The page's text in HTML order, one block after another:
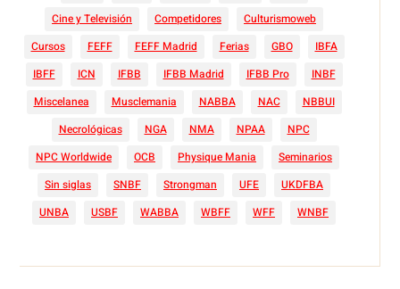
Cine y Televisión
Competidores
Culturismoweb
Cursos
FEFF FEFF Madrid Ferias GBO
IBFA
IBFF
ICN IFBB IFBB Madrid IFBB Pro
INBF
Miscelanea
Musclemania NABBA NAC
NBBUI
Necrológicas
NGA NMA NPAA
NPC
NPC Worldwide
OCB Physique Mania
Seminarios
Sin siglas
SNBF Strongman UFE
UKDFBA
UNBA
USBF WABBA WBFF WFF WNBF